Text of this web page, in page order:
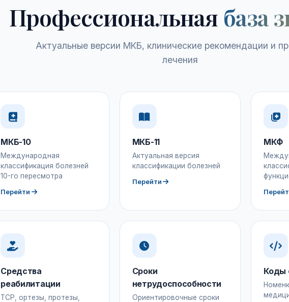
Профессиональная база
Актуальные версии МКБ, клинические рекомендации и
лечения
МКБ-10
Международная
классификация болезней
10-го пересмотра
Перейти
МКБ-11
Актуальная версия
классификации болезней
Перейти
МКФ
Средства
реабилитации
ТСР, ортезы, протезы,
Сроки
нетрудоспособности
Ориентировочные сроки
Коды